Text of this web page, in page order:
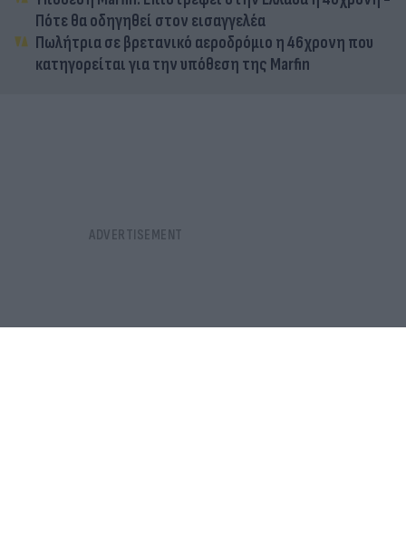
Πότε θα οδηγηθεί στον εισαγγελέα
Πωλήτρια σε βρετανικό αεροδρόμιο η 46χρονη που
κατηγορείται για την υπόθεση της Marfin